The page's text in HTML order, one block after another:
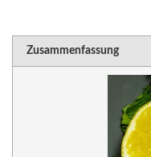
Zusammenfassung